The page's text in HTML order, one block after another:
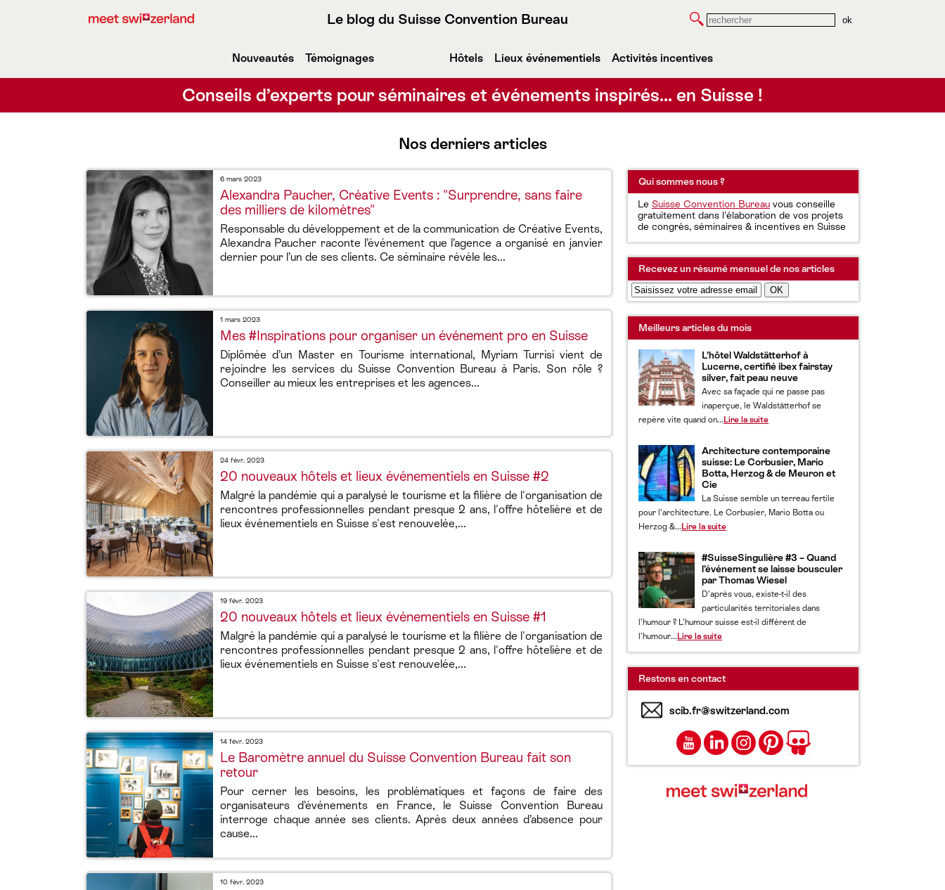
Le blog du Suisse Convention Bureau Rechercher
Nouveautés Témoignages Hôtels Lieux événementiels Activités incentives
Conseils d’experts pour séminaires et événements inspirés… en Suisse !
Nos derniers articles
6 mars 2023
Alexandra Paucher, Créative Events : "Surprendre, sans faire
des milliers de kilomètres"
Responsable du développement et de la communication de Créative Events,
Alexandra Paucher raconte l’événement que l’agence a organisé en janvier
dernier pour l’un de ses clients. Ce séminaire révèle les...
1 mars 2023
Mes #Inspirations pour organiser un événement pro en Suisse
Diplômée d’un Master en Tourisme international, Myriam Turrisi vient de
rejoindre les services du Suisse Convention Bureau à Paris. Son rôle ?
Conseiller au mieux les entreprises et les agences...
24 févr. 2023
20 nouveaux hôtels et lieux événementiels en Suisse #2
Malgré la pandémie qui a paralysé le tourisme et la filière de l'organisation de
rencontres professionnelles pendant presque 2 ans, l'offre hôtelière et de
lieux événementiels en Suisse s'est renouvelée,...
19 févr. 2023
20 nouveaux hôtels et lieux événementiels en Suisse #1
Malgré la pandémie qui a paralysé le tourisme et la filière de l'organisation de
rencontres professionnelles pendant presque 2 ans, l'offre hôtelière et de
lieux événementiels en Suisse s'est renouvelée,...
14 févr. 2023
Le Baromètre annuel du Suisse Convention Bureau fait son
retour
Pour cerner les besoins, les problématiques et façons de faire des
organisateurs d’événements en France, le Suisse Convention Bureau
interroge chaque année ses clients. Après deux années d’absence pour
cause...
10 févr. 2023
Qui sommes nous ?
Le Suisse Convention Bureau vous conseille
gratuitement dans l'élaboration de vos projets
de congrès, séminaires & incentives en Suisse
Recevez un résumé mensuel de nos articles
Meilleurs articles du mois
L’hôtel Waldstätterhof à
Lucerne, certifié ibex fairstay
silver, fait peau neuve
Avec sa façade qui ne passe pas
inaperçue, le Waldstätterhof se
repère vite quand on... Lire la suite
Architecture contemporaine
suisse: Le Corbusier, Mario
Botta, Herzog & de Meuron et
Cie
La Suisse semble un terreau fertile
pour l’architecture. Le Corbusier, Mario Botta ou
Herzog &... Lire la suite
#SuisseSingulière #3 – Quand
l’événement se laisse bousculer
par Thomas Wiesel
D’après vous, existe-t-il des
particularités territoriales dans
l’humour ? L’humour suisse est-il différent de
l’humour... Lire la suite
Restons en contact
scib.fr@switzerland.com